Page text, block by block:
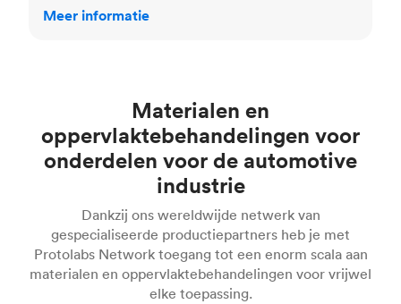
Meer informatie
Materialen en
oppervlaktebehandelingen voor
onderdelen voor de automotive
industrie
Dankzij ons wereldwijde netwerk van
gespecialiseerde productiepartners heb je met
Protolabs Network toegang tot een enorm scala aan
materialen en oppervlaktebehandelingen voor vrijwel
elke toepassing.